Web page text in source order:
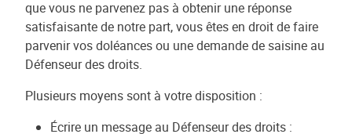
que vous ne parvenez pas à obtenir une réponse
satisfaisante de notre part, vous êtes en droit de faire
parvenir vos doléances ou une demande de saisine au
Défenseur des droits.
Plusieurs moyens sont à votre disposition :
Écrire un message au Défenseur des droits :